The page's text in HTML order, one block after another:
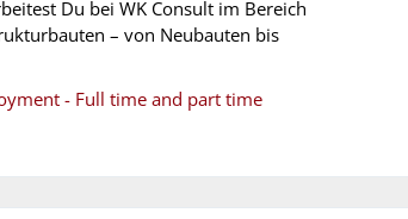
Du bei WK Consult im Bereich
– von Neubauten bis
- Full time and part time